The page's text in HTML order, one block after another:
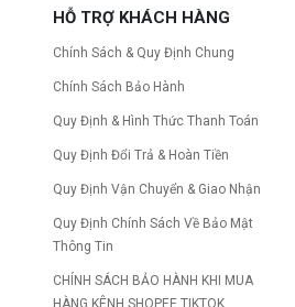
HỖ TRỢ KHÁCH HÀNG
Chính Sách & Quy Định Chung
Chính Sách Bảo Hành
Quy Định & Hình Thức Thanh Toán
Quy Định Đổi Trả & Hoàn Tiền
Quy Định Vận Chuyển & Giao Nhận
Quy Định Chính Sách Về Bảo Mật
Thông Tin
CHÍNH SÁCH BẢO HÀNH KHI MUA
HÀNG KÊNH SHOPEE TIKTOK